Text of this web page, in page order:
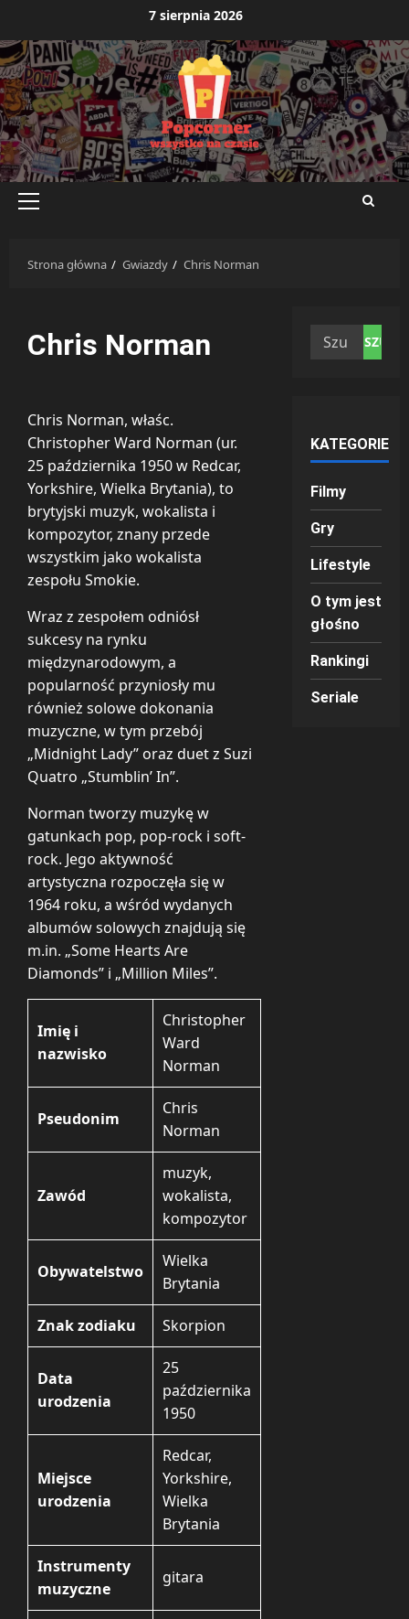
treści
7 sierpnia 2026
Menu
Strona główna Gwiazdy Chris Norman
Chris Norman
Chris Norman, właśc.
Christopher Ward Norman (ur.
25 października 1950 w Redcar,
Yorkshire, Wielka Brytania), to
brytyjski muzyk, wokalista i
kompozytor, znany przede
wszystkim jako wokalista
zespołu Smokie.
Wraz z zespołem odniósł
sukcesy na rynku
międzynarodowym, a
popularność przyniosły mu
również solowe dokonania
muzyczne, w tym przebój
„Midnight Lady” oraz duet z Suzi
Quatro „Stumblin’ In”.
Norman tworzy muzykę w
gatunkach pop, pop-rock i soft-
rock. Jego aktywność
artystyczna rozpoczęła się w
1964 roku, a wśród wydanych
albumów solowych znajdują się
m.in. „Some Hearts Are
Diamonds” i „Million Miles”.
Imię i
nazwisko
Christopher
Ward
Norman
Pseudonim
Chris
Norman
Zawód
muzyk,
wokalista,
kompozytor
Obywatelstwo
Wielka
Brytania
Znak zodiaku Skorpion
Data
urodzenia
25
października
1950
Miejsce
urodzenia
Redcar,
Yorkshire,
Wielka
Brytania
Instrumenty
muzyczne
gitara
Szukaj:
KATEGORIE
Filmy
Gry
Lifestyle
O tym jest
głośno
Rankingi
Seriale